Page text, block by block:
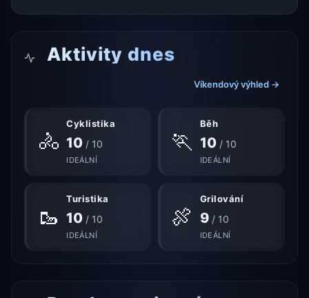
Aktivity dnes
Víkendový výhled →
🚴
Cyklistika
10 / 10
IDEÁLNÍ
🏃
Běh
10/ 10
IDEÁLNÍ
🥾
Turistika
10 / 10
IDEÁLNÍ
🍖
Grilování
9/ 10
IDEÁLNÍ